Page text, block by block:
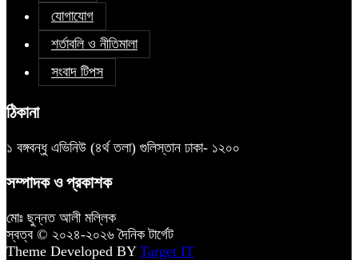
যোগাযোগ
শর্তাবলি ও নীতিমালা
সংবাদ টিপস
ঠিকানা
১ বঙ্গবন্ধু এভিনিউ (৪র্থ তলা) গুলিস্তান ঢাকা- ১২০০
সম্পাদক ও প্রকাশক
মোঃ ছুন্নত আলী মল্লিক
স্বত্ব © ২০২৪-২০২৬ দৈনিক টার্গেট
Theme Developed BY Target IT